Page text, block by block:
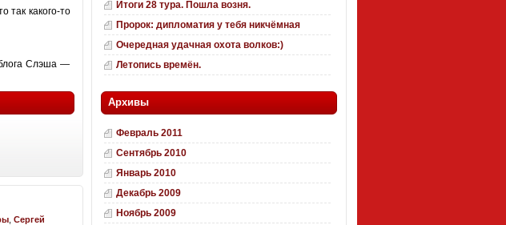
так какого-то
блога Слэша —
, Сергей
Итоги 28 тура. Пошла возня.
Пророк: дипломатия у тебя никчёмная
Очередная удачная охота волков:)
Летопись времён.
Архивы
Февраль 2011
Сентябрь 2010
Январь 2010
Декабрь 2009
Ноябрь 2009